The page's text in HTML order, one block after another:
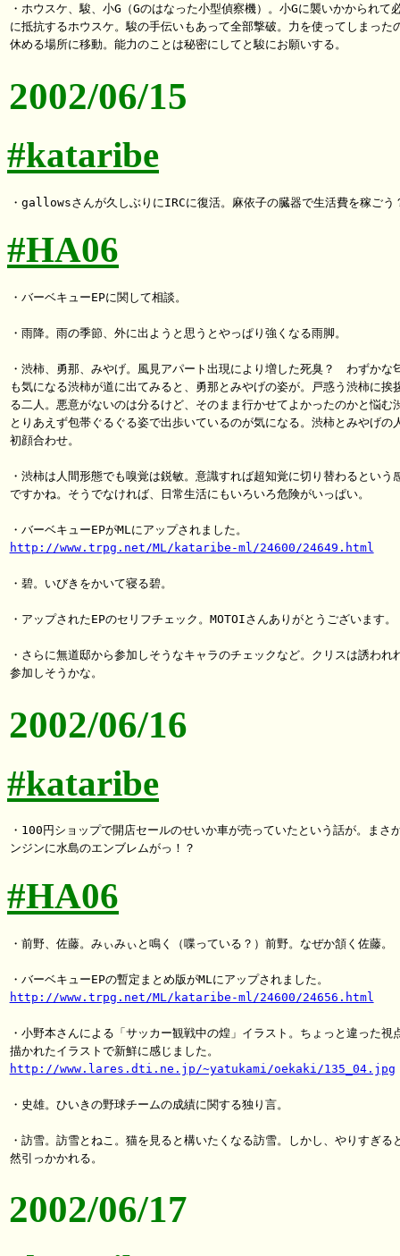
・ホウスケ、駿、小G（Gのはなった小型偵察機）。小Gに襲いかかられて
に抵抗するホウスケ。駿の手伝いもあって全部撃破。力を使ってしまった
2002/06/15
#kataribe
#HA06
・バーベキューEPに関して相談。
・雨降。雨の季節、外に出ようと思うとやっぱり強くなる雨脚。
・渋柿、勇那、みやげ。風見アパート出現により増した死臭？　わずかな
も気になる渋柿が道に出てみると、勇那とみやげの姿が。戸惑う渋柿に挨
る二人。悪意がないのは分るけど、そのまま行かせてよかったのかと悩む
とりあえず包帯ぐるぐる姿で出歩いているのが気になる。渋柿とみやげの
初顔合わせ。
・渋柿は人間形態でも嗅覚は鋭敏。意識すれば超知覚に切り替わるという
ですかね。そうでなければ、日常生活にもいろいろ危険がいっぱい。
http://www.trpg.net/ML/kataribe-ml/24600/24649.html
・碧。いびきをかいて寝る碧。
・アップされたEPのセリフチェック。MOTOIさんありがとうございます。
・さらに無道邸から参加しそうなキャラのチェックなど。クリスは誘われ
2002/06/16
#kataribe
・100円ショップで開店セールのせいか車が売っていたという話が。まさ
#HA06
・前野、佐藤。みぃみぃと鳴く（喋っている？）前野。なぜか頷く佐藤。
http://www.trpg.net/ML/kataribe-ml/24600/24656.html
・小野本さんによる「サッカー観戦中の煌」イラスト。ちょっと違った視
http://www.lares.dti.ne.jp/~yatukami/oekaki/135_04.jpg
・史雄。ひいきの野球チームの成績に関する独り言。
・訪雪。訪雪とねこ。猫を見ると構いたくなる訪雪。しかし、やりすぎる
2002/06/17